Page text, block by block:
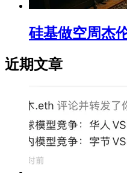
硅基做空周杰
近期文章